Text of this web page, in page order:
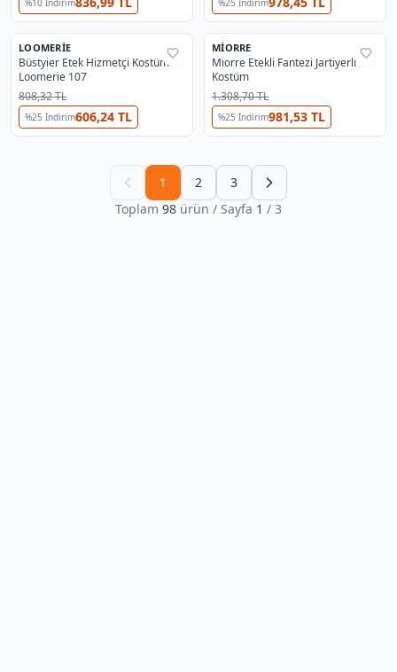
%10 İndirim %25 İndirim
%25
LOOMERIE
Büstyier Etek Hizmetçi Kostüm
Loomerie 107
808,32 TL
%25 İndirim606,24 TL
%40
2
MIORRE
Miorre Etekli Fantezi Jartiyerli
Kostüm
1.308,70 TL
%25 İndirim981,53 TL
1 2
3
Toplam 98 ürün / Sayfa 1 / 3